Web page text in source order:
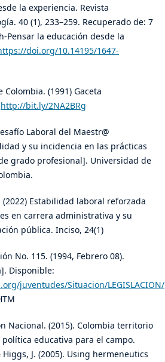
la experiencia. Revista
40 (1), 233–259. Recuperado de: 7
Pensar la educación desde la
doi.org/10.14195/1647-
(1991) Gaceta
http://bit.ly/2NA2BRg
Laboral del Maestr@
y su incidencia en las prácticas
grado profesional]. Universidad de
(2022) Estabilidad laboral reforzada
en carrera administrativa y su
pública. Inciso, 24(1)
No. 115. (1994, Febrero 08).
Disponible:
juventudes/Situacion/LEGISLACION/
Nacional. (2015). Colombia territorio
educativa para el campo.
J. (2005). Using hermeneutics